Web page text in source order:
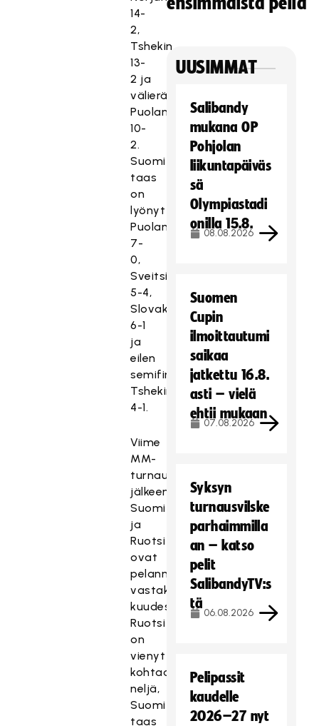
14-
2,
Tshekin
13-
2 ja
välierässä
Puolan
10-
2.
Suomi
taas
on
lyönyt
Puolan
7-
0,
Sveitsin
5-4,
Slovakian
6-1
ja
eilen
semifinaalissa
Tshekin
4-1.
Viime
MM-
turnauksen
jälkeen
Suomi
ja
Ruotsi
ovat
pelanneet
vastakkain
kuudesti.
Ruotsi
on
vienyt
kohtaamisista
neljä,
Suomi
taas
UUSIMMAT
Salibandy
mukana OP
Pohjolan
liikuntapäiväs
sä
Olympiastadi
onilla 15.8.
08.08.2026
Suomen
Cupin
ilmoittautumi
saikaa
jatkettu 16.8.
asti – vielä
ehtii mukaan
07.08.2026
Syksyn
turnausvilske
parhaimmilla
an – katso
pelit
SalibandyTV:s
tä
06.08.2026
Pelipassit
kaudelle
2026–27 nyt